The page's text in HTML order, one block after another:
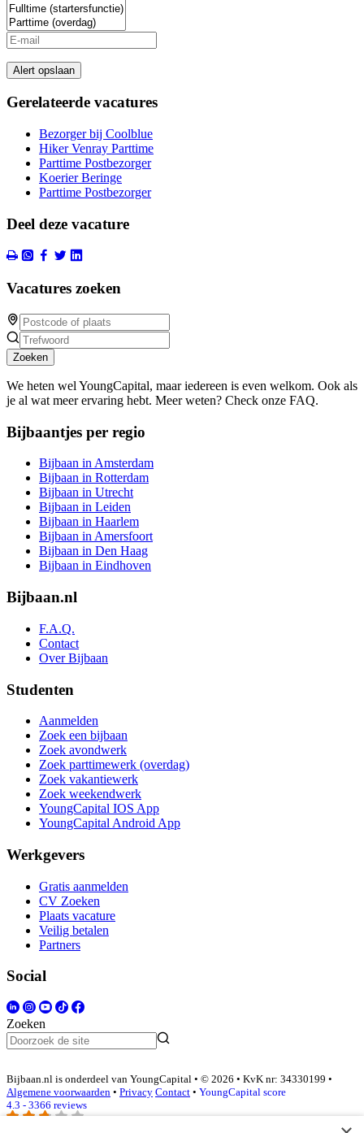
Alert opslaan
Gerelateerde vacatures
Bezorger bij Coolblue
Hiker Venray Parttime
Parttime Postbezorger
Koerier Beringe
Parttime Postbezorger
Deel deze vacature
Vacatures zoeken
Zoeken
We heten wel YoungCapital, maar iedereen is even welkom. Ook als
je al wat meer ervaring hebt. Meer weten? Check onze FAQ.
Bijbaantjes per regio
Bijbaan in Amsterdam
Bijbaan in Rotterdam
Bijbaan in Utrecht
Bijbaan in Leiden
Bijbaan in Haarlem
Bijbaan in Amersfoort
Bijbaan in Den Haag
Bijbaan in Eindhoven
Bijbaan.nl
F.A.Q.
Contact
Over Bijbaan
Studenten
Aanmelden
Zoek een bijbaan
Zoek avondwerk
Zoek parttimewerk (overdag)
Zoek vakantiewerk
Zoek weekendwerk
YoungCapital IOS App
YoungCapital Android App
Werkgevers
Gratis aanmelden
CV Zoeken
Plaats vacature
Veilig betalen
Partners
Social
Zoeken
Bijbaan.nl is onderdeel van YoungCapital • © 2026 • KvK nr: 34330199 •
Algemene voorwaarden • Privacy Contact • YoungCapital score
4.3 - 3366 reviews